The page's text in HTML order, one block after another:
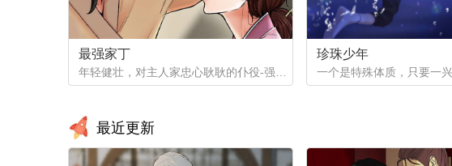
最强家丁 珍珠少年
最近更新